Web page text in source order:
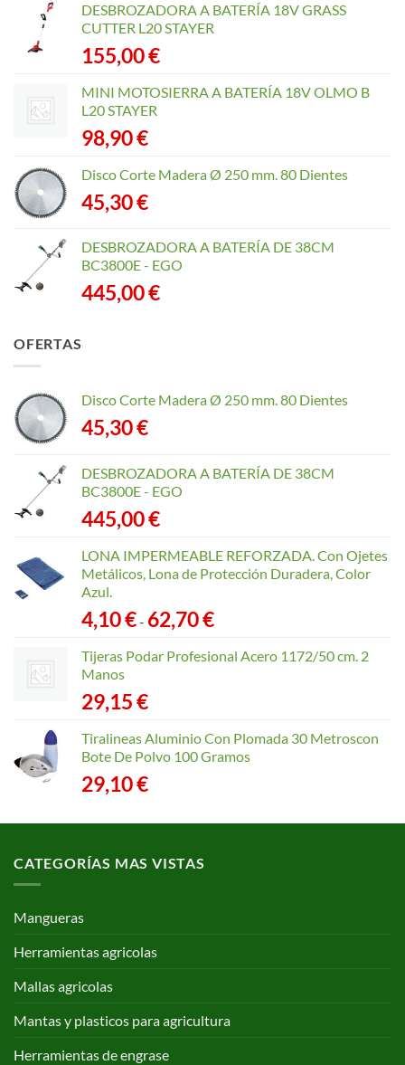
DESBROZADORA A BATERÍA 18V GRASS
CUTTER L20 STAYER
155,00€
MINI MOTOSIERRA A BATERÍA 18V OLMO B
L20 STAYER
98,90€
Disco Corte Madera Ø 250 mm. 80 Dientes
45,30€
DESBROZADORA A BATERÍA DE 38CM
BC3800E - EGO
445,00€
OFERTAS
Disco Corte Madera Ø 250 mm. 80 Dientes
45,30€
DESBROZADORA A BATERÍA DE 38CM
BC3800E - EGO
445,00€
LONA IMPERMEABLE REFORZADA. Con Ojetes
Metálicos, Lona de Protección Duradera, Color
Azul.
4,10€- 62,70€Rango
precios:
Tijeras Podar Profesional Acero 1172/50 cm. 2
Manos
29,15€
Tiralineas Aluminio Con Plomada 30 Metroscon
Bote De Polvo 100 Gramos
29,10€
CATEGORÍAS MAS VISTAS
Mangueras
Herramientas agricolas
Mallas agricolas
Mantas y plasticos para agricultura
Herramientas de engrase